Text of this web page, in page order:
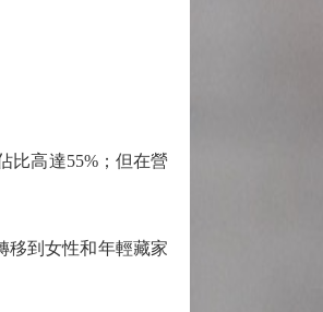
比高達55%；但在營
移到女性和年輕藏家